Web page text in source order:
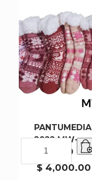
PANTUMEDIA
2022 MW-
75-2-240
$4,000.00
MW-